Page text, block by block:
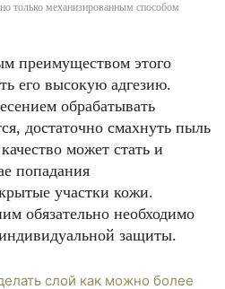
только механизированным способом
преимуществом этого
его высокую адгезию.
обрабатывать
достаточно смахнуть пыль
может стать и
попадания
участки кожи.
обязательно необходимо
защиты.